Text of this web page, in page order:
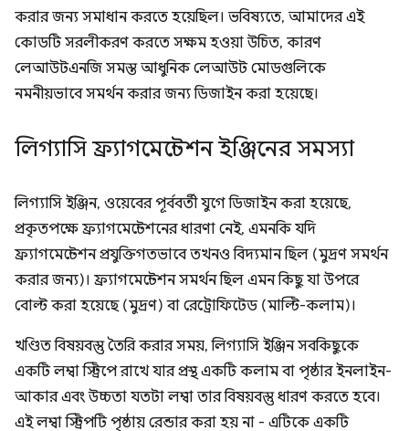
করার জন্য সমাধান করতে হয়েছিল। ভবিষ্যতে, আমাদের এই
কোডটি সরলীকরণ করতে সক্ষম হওয়া উচিত, কারণ
লেআউটএনজি সমস্ত আধুনিক লেআউট মোডগুলিকে
নমনীয়ভাবে সমর্থন করার জন্য ডিজাইন করা হয়েছে।
লিগ্যাসি ফ্র্যাগমেন্টেশন ইঞ্জিনের সমস্যা
লিগ্যাসি ইঞ্জিন, ওয়েবের পূর্ববর্তী যুগে ডিজাইন করা হয়েছে,
প্রকৃতপক্ষে ফ্র্যাগমেন্টেশনের ধারণা নেই, এমনকি যদি
ফ্র্যাগমেন্টেশন প্রযুক্তিগতভাবে তখনও বিদ্যমান ছিল (মুদ্রণ সমর্থন
করার জন্য)। ফ্র্যাগমেন্টেশন সমর্থন ছিল এমন কিছু যা উপরে
বোল্ট করা হয়েছে (মুদ্রণ) বা রেট্রোফিটেড (মাল্টি-কলাম)।
খণ্ডিত বিষয়বস্তু তৈরি করার সময়, লিগ্যাসি ইঞ্জিন সবকিছুকে
একটি লম্বা স্ট্রিপে রাখে যার প্রস্থ একটি কলাম বা পৃষ্ঠার ইনলাইন-
আকার এবং উচ্চতা যতটা লম্বা তার বিষয়বস্তু ধারণ করতে হবে।
এই লম্বা স্ট্রিপটি পৃষ্ঠায় রেন্ডার করা হয় না - এটিকে একটি